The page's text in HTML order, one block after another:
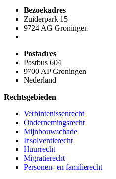
Bezoekadres
Zuiderpark 15
9724 AG Groningen
Postadres
Postbus 604
9700 AP Groningen
Nederland
Rechtsgebieden
Verbintenissenrecht
Ondernemingsrecht
Mijnbouwschade
Insolventierecht
Huurrecht
Migratierecht
Personen- en familierecht